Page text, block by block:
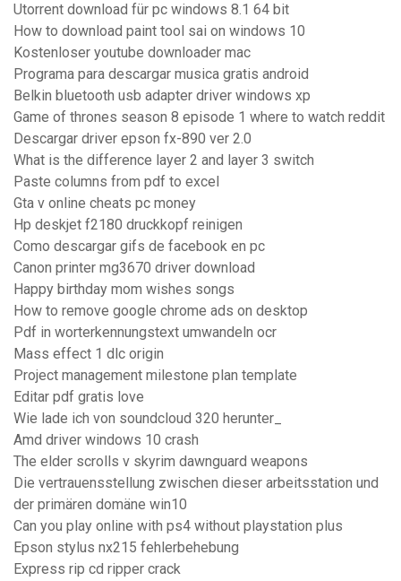
Utorrent download für pc windows 8.1 64 bit
How to download paint tool sai on windows 10
Kostenloser youtube downloader mac
Programa para descargar musica gratis android
Belkin bluetooth usb adapter driver windows xp
Game of thrones season 8 episode 1 where to watch reddit
Descargar driver epson fx-890 ver 2.0
What is the difference layer 2 and layer 3 switch
Paste columns from pdf to excel
Gta v online cheats pc money
Hp deskjet f2180 druckkopf reinigen
Como descargar gifs de facebook en pc
Canon printer mg3670 driver download
Happy birthday mom wishes songs
How to remove google chrome ads on desktop
Pdf in worterkennungstext umwandeln ocr
Mass effect 1 dlc origin
Project management milestone plan template
Editar pdf gratis love
Wie lade ich von soundcloud 320 herunter_
Amd driver windows 10 crash
The elder scrolls v skyrim dawnguard weapons
Die vertrauensstellung zwischen dieser arbeitsstation und
der primären domäne win10
Can you play online with ps4 without playstation plus
Epson stylus nx215 fehlerbehebung
Express rip cd ripper crack